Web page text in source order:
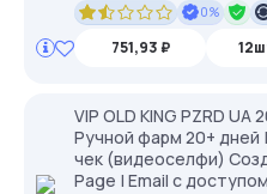
0%
751,93 ₽
VIP OLD KING PZRD
Ручной фарм 20+ дней
чек (видеоселфи)
Page | Email с